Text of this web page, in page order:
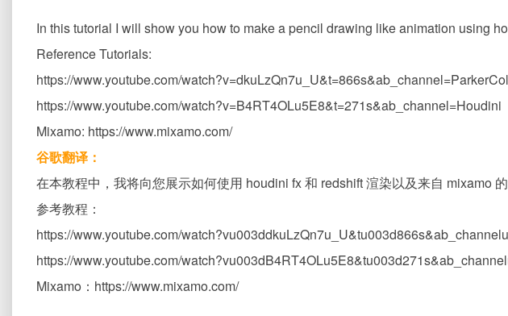
画
动
画
in
and
Redshift
In this tutorial I will show you how to make a pencil drawing like animation using
Reference Tutorials:
https://www.youtube.com/
https://www.youtube.com/watch?v=B4RT4OLu5E8&t=271s&ab_channel=Houdini
Mixamo: https://www.mixamo.com/
谷歌翻译：
在本教程中，我将向您展示如何使用 houdini fx 和 redshift 渲染以及来自 mixamo
参考教程：
https://www.youtube.com/
https://www.youtube.com/
Mixamo：https://www.mixamo.com/